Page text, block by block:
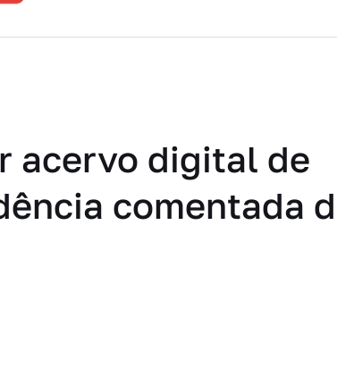
acervo digital de
comentada